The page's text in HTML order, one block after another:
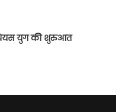
युग की शुरुआत